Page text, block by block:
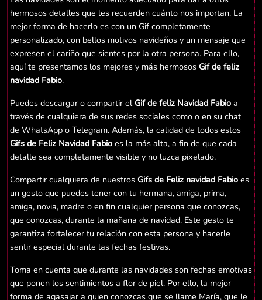
hermosos detalles que les recuerden cuánto nos importan. La
mejor forma de hacerlo es con un Gif completamente
personalizado, con bellos motivos navideños y un mensaje que
expresen el cariño que sientes por la otra persona. Para ello,
aquí te presentamos los mejores y más hermosos Gif de feliz
navidad Fabio.
Puedes descargar o compartir elGif de feliz Navidad Fabio a
través de cualquiera de sus redes sociales como o en su chat
de WhatsApp o Telegram. Además, la calidad de todos estos
Gifs de Feliz Navidad Fabio es la más alta, a fin de que cada
detalle sea completamente visible y no luzca pixelado.
Compartir cualquiera de nuestros Gifs de Feliz navidad Fabio es
un gesto que puedes tener con tu hermana, amiga, prima,
amiga, novia, madre o en fin cualquier persona que conozcas,
que conozcas, durante la mañana de navidad. Este gesto te
garantiza fortalecer tu relación con esta persona y hacerle
sentir especial durante las fechas festivas.
Toma en cuenta que durante las navidades son fechas emotivas
que ponen los sentimientos a flor de piel. Por ello, la mejor
forma de agasajar a quien conozcas que se llame María, que le